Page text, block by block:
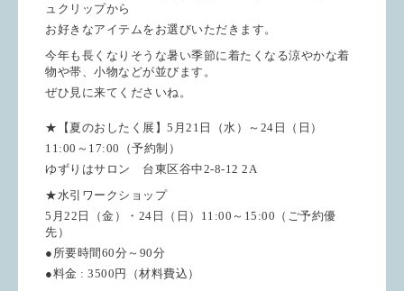
ュクリップから
お好きなアイテムをお選びいただきます。
今年も長くなりそうな暑い季節に着たくなる涼やかな着
物や帯、小物などが並びます。
ぜひ見に来てくださいね。
★【夏のおしたく展】5月21日（水）～24日（日）
11:00～17:00（予約制）
ゆずりはサロン 台東区谷中2-8-12 2A
★水引ワークショップ
5月22日（金）・24日（日）11:00～15:00（ご予約優
先）
●所要時間60分～90分
●料金 : 3500円（材料費込）